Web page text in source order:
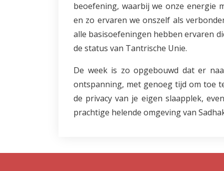
beoefening, waarbij we onze energie
en zo ervaren we onszelf als
alle basisoefeningen hebben ervaren
de status van Tantrische Unie.
De week is zo opgebouwd dat er
ontspanning, met genoeg tijd om toe
de privacy van je eigen slaapplek,
prachtige helende omgeving van